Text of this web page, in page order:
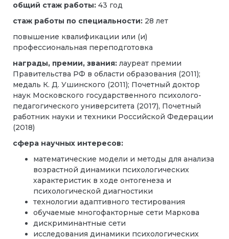
общий стаж работы: 43 год
стаж работы по специальности: 28 лет
повышение квалификации или (и)
профессиональная переподготовка
награды, премии, звания: лауреат премии
Правительства РФ в области образования (2011);
медаль К. Д. Ушинского (2011); Почетный доктор
наук Московского государственного психолого-
педагогического университета (2017), Почетный
работник науки и техники Российской Федерации
(2018)
сфера научных интересов:
математические модели и методы для анализа
возрастной динамики психологических
характеристик в ходе онтогенеза и
психологической диагностики
технологии адаптивного тестирования
обучаемые многофакторные сети Маркова
дискриминантные сети
исследования динамики психологических